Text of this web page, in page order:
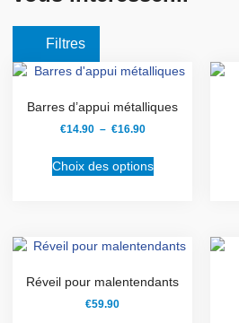
Filtres
Barres d’appui métalliques
€14.90 – €16.90
Choix des options
Réveil pour malentendants
€59.90